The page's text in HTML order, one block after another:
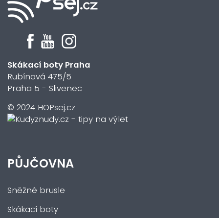
Skákací boty Praha
Rubínová 475/5
Praha 5 - Slivenec
© 2024 HOPsej.cz
PŮJČOVNA
Sněžné brusle
Skákací boty